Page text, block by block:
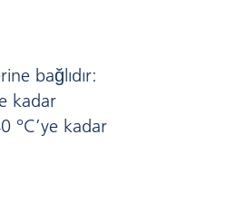
bağlıdır:
kadar
°C’ye kadar